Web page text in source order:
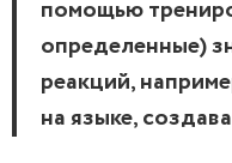
помощью
определенные)
реакций,
на языке,